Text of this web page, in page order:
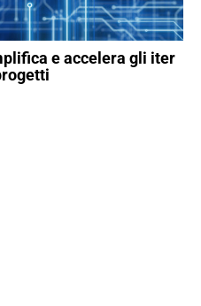
e accelera gli iter